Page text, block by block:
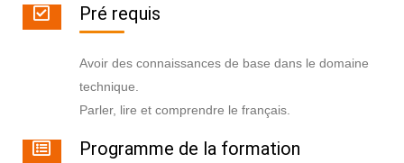
Pré requis
Avoir des connaissances de base dans le domaine
technique.
Parler, lire et comprendre le français.
Programme de la formation